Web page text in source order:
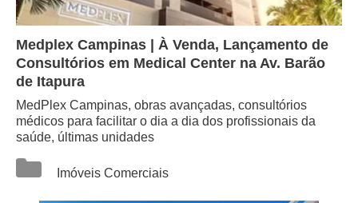
Medplex Campinas | À Venda, Lançamento de
Consultórios em Medical Center na Av. Barão
de Itapura
MedPlex Campinas, obras avançadas, consultórios
médicos para facilitar o dia a dia dos profissionais da
saúde, últimas unidades
Imóveis Comerciais